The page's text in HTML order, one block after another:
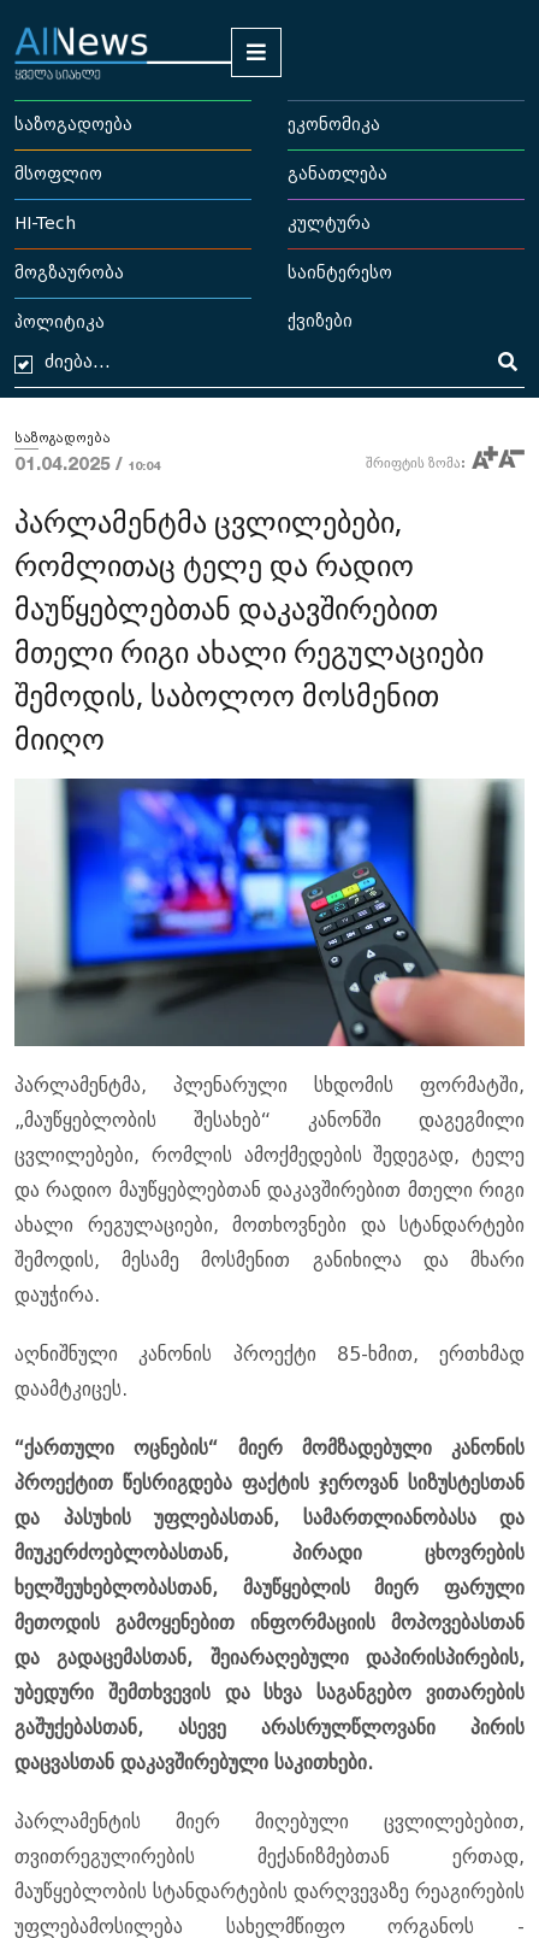
საზოგადოება ეკონომიკა
მსოფლიო განათლება
HI-Tech კულტურა
მოგზაურობა საინტერესო
პოლიტიკა ქვიზები
საზოგადოება
01.04.2025 / 10:04 შრიფტის ზომა:
პარლამენტმა ცვლილებები,
რომლითაც ტელე და რადიო
მაუწყებლებთან დაკავშირებით
მთელი რიგი ახალი რეგულაციები
შემოდის, საბოლოო მოსმენით
მიიღო
პარლამენტმა, პლენარული სხდომის ფორმატში,
„მაუწყებლობის შესახებ“ კანონში დაგეგმილი
ცვლილებები, რომლის ამოქმედების შედეგად, ტელე
და რადიო მაუწყებლებთან დაკავშირებით მთელი რიგი
ახალი რეგულაციები, მოთხოვნები და სტანდარტები
შემოდის, მესამე მოსმენით განიხილა და მხარი
დაუჭირა.
აღნიშნული კანონის პროექტი 85-ხმით, ერთხმად
დაამტკიცეს.
“ქართული ოცნების“ მიერ მომზადებული კანონის
პროექტით წესრიგდება ფაქტის ჯეროვან სიზუსტესთან
და პასუხის უფლებასთან, სამართლიანობასა და
მიუკერძოებლობასთან, პირადი ცხოვრების
ხელშეუხებლობასთან, მაუწყებლის მიერ ფარული
მეთოდის გამოყენებით ინფორმაციის მოპოვებასთან
და გადაცემასთან, შეიარაღებული დაპირისპირების,
უბედური შემთხვევის და სხვა საგანგებო ვითარების
გაშუქებასთან, ასევე არასრულწლოვანი პირის
დაცვასთან დაკავშირებული საკითხები.
პარლამენტის მიერ მიღებული ცვლილებებით,
თვითრეგულირების მექანიზმებთან ერთად,
მაუწყებლობის სტანდარტების დარღვევაზე რეაგირების
უფლებამოსილება სახელმწიფო ორგანოს -